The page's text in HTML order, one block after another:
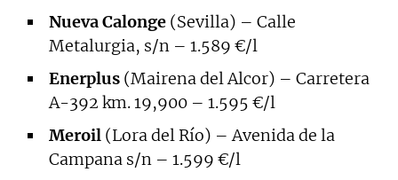
Nueva Calonge (Sevilla) – Calle
Metalurgia, s/n – 1.589 €/l
Enerplus (Mairena del Alcor) – Carretera
A-392 km. 19,900 – 1.595 €/l
Meroil (Lora del Río) – Avenida de la
Campana s/n – 1.599 €/l